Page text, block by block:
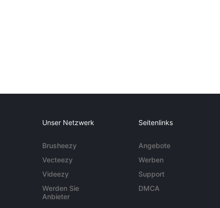
Unser Netzwerk
Brusheezy
Vecteezy
Videezy
Werden Sie
Anbieter
Seitenlinks
Angebote
Werben
Support
DMCA